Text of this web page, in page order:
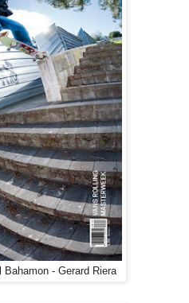
Bahamon - Gerard Riera